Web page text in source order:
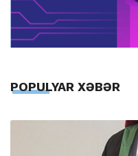
POPULYAR XƏBƏR